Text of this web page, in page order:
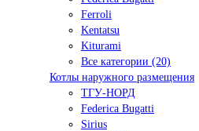
Ferroli
Kentatsu
Kiturami
Все категории (20)
Котлы наружного размещения
ТГУ-НОРД
Federica Bugatti
Sirius